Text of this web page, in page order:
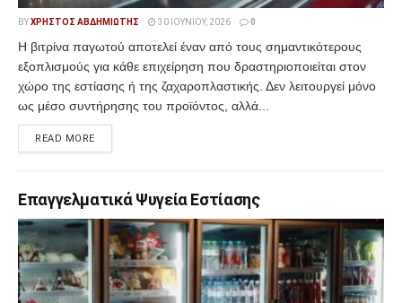
BYΧΡΉΣΤΟΣ ΑΒΔΗΜΙΏΤΗΣ 30 ΙΟΥΝΊΟΥ, 2026 0
Η βιτρίνα παγωτού αποτελεί έναν από τους σημαντικότερους
εξοπλισμούς για κάθε επιχείρηση που δραστηριοποιείται στον
χώρο της εστίασης ή της ζαχαροπλαστικής. Δεν λειτουργεί μόνο
ως μέσο συντήρησης του προϊόντος, αλλά...
READ MORE
Επαγγελματικά Ψυγεία Εστίασης